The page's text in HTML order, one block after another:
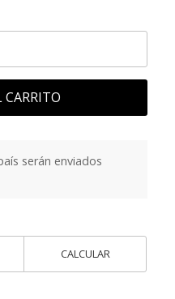
CARRITO
serán enviados
CALCULAR